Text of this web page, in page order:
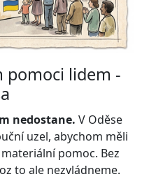
lidem -
nedostane. V Oděse
uzel, abychom měli
pomoc. Bez
to ale nezvládneme.